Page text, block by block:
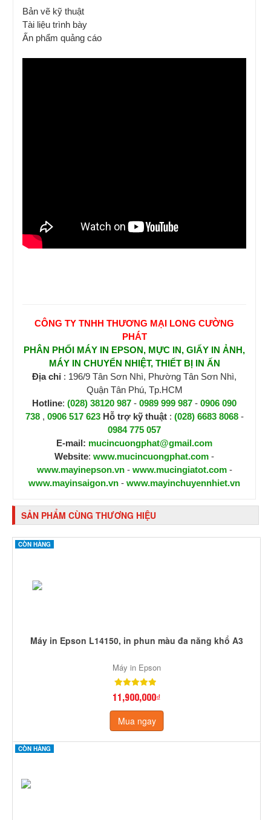
Bản vẽ kỹ thuật
Tài liệu trình bày
Ấn phẩm quảng cáo
CÔNG TY TNHH THƯƠNG MẠI LONG CƯỜNG
PHÁT
PHÂN PHỐI MÁY IN EPSON, MỰC IN, GIẤY IN ẢNH,
MÁY IN CHUYỂN NHIỆT, THIẾT BỊ IN ẤN
Địa chỉ : 196/9 Tân Sơn Nhì, Phường Tân Sơn Nhì,
Quận Tân Phú, Tp.HCM
Hotline: (028) 38120 987 - 0989 999 987 - 0906 090
738, 0906 517 623 Hỗ trợ kỹ thuật : (028) 6683 8068-
0984 775 057
E-mail: mucincuongphat@gmail.com
Website: www.mucincuongphat.com -
www.mayinepson.vn- www.mucingiatot.com-
www.mayinsaigon.vn - www.mayinchuyennhiet.vn
SẢN PHẨM CÙNG THƯƠNG HIỆU
CÒN HÀNG
Máy in Epson L14150, in phun màu đa năng khổ A3
Máy in Epson
11,900,000₫
Mua ngay
CÒN HÀNG